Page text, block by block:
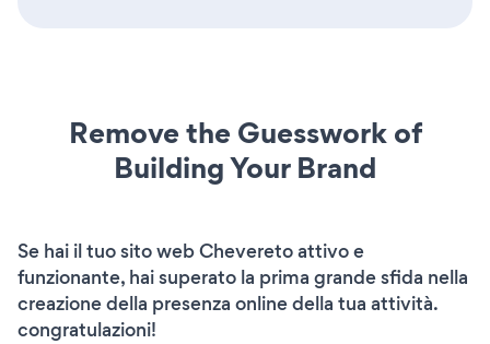
Remove the Guesswork of
Building Your Brand
Se hai il tuo sito web Chevereto attivo e
funzionante, hai superato la prima grande sfida nella
creazione della presenza online della tua attività.
congratulazioni!